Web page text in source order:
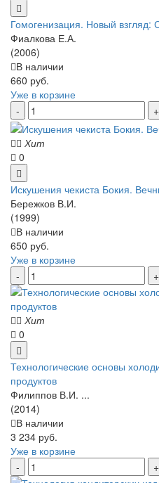
Гомогенизация. Новый взгляд:
Фиалкова Е.А.
(2006)
В наличии
660 руб.
Уже в корзине
Хит
0
Искушения чекиста Бокия.
Бережков В.И.
(1999)
В наличии
650 руб.
Уже в корзине
Хит
0
Технологические основы
продуктов
Филиппов В.И. ...
(2014)
В наличии
3 234 руб.
Уже в корзине